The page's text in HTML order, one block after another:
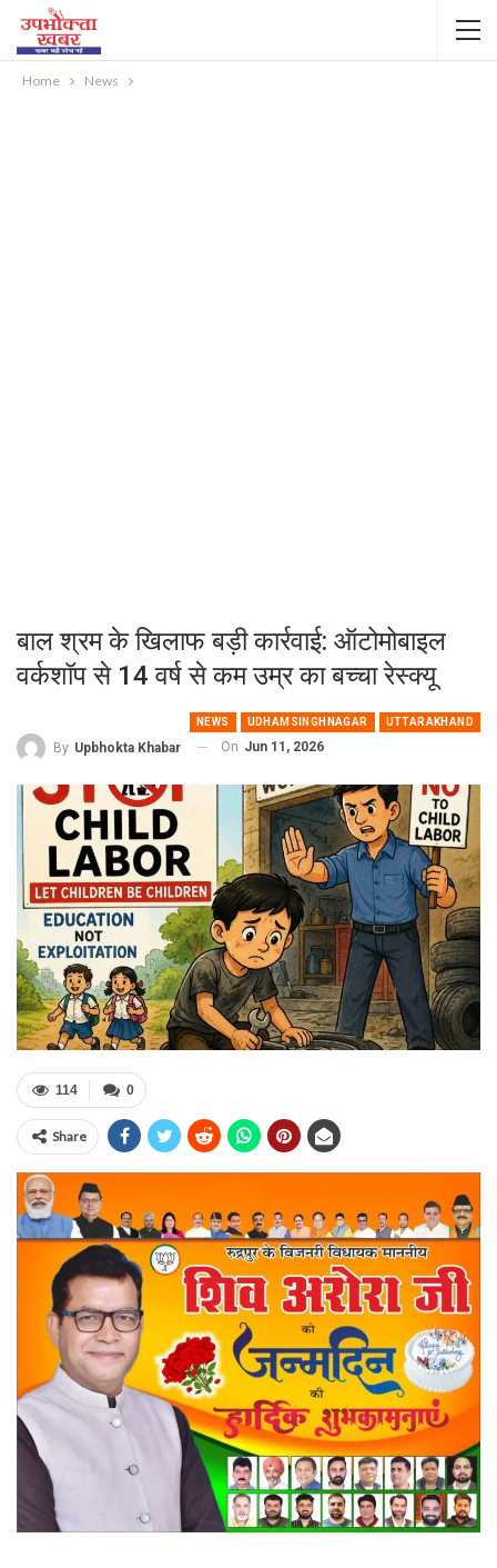
Home News
बाल श्रम के खिलाफ बड़ी कार्रवाई: ऑटोमोबाइल
वर्कशॉप से 14 वर्ष से कम उम्र का बच्चा रेस्क्यू
NEWS UDHAMSINGHNAGAR UTTARAKHAND
By Upbhokta Khabar On Jun 11, 2026
0
114
Share